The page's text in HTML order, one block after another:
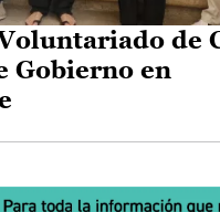
de
Gobierno en